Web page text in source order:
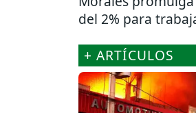
del 2% para
+ ARTÍCULOS